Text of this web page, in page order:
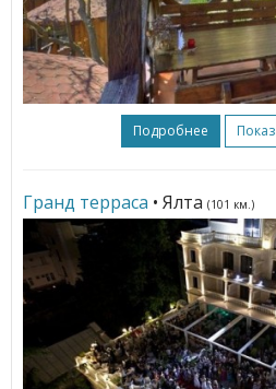
Подробнее
Гранд терраса • Ялта (101 км.)